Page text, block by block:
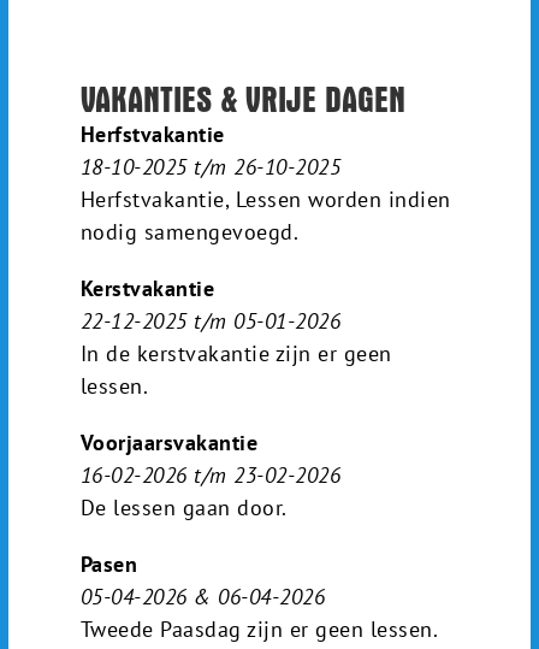
VAKANTIES & VRIJE DAGEN
Herfstvakantie
18-10-2025 t/m 26-10-2025
Herfstvakantie, Lessen worden indien
nodig samengevoegd.
Kerstvakantie
22-12-2025 t/m 05-01-2026
In de kerstvakantie zijn er geen
lessen.
Voorjaarsvakantie
16-02-2026 t/m 23-02-2026
De lessen gaan door.
Pasen
05-04-2026 & 06-04-2026
Tweede Paasdag zijn er geen lessen.